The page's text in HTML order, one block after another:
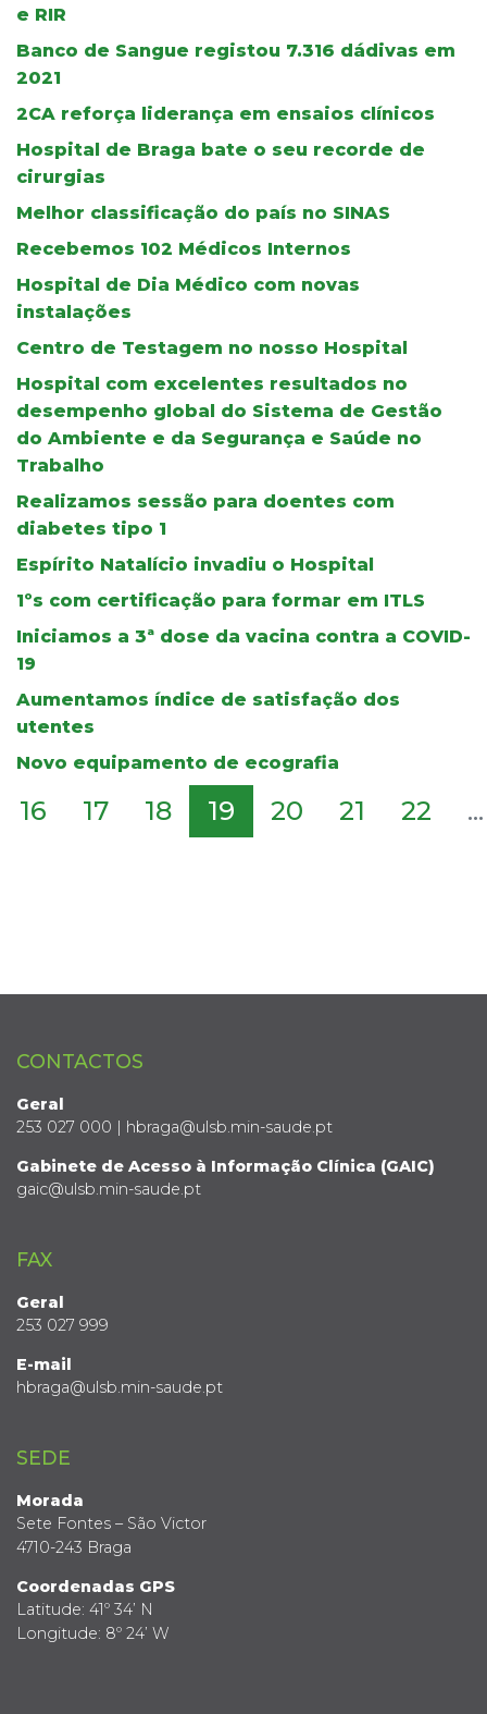
e RIR
Banco de Sangue registou 7.316 dádivas em
2021
2CA reforça liderança em ensaios clínicos
Hospital de Braga bate o seu recorde de
cirurgias
Melhor classificação do país no SINAS
Recebemos 102 Médicos Internos
Hospital de Dia Médico com novas
instalações
Centro de Testagem no nosso Hospital
Hospital com excelentes resultados no
desempenho global do Sistema de Gestão
do Ambiente e da Segurança e Saúde no
Trabalho
Realizamos sessão para doentes com
diabetes tipo 1
Espírito Natalício invadiu o Hospital
1ºs com certificação para formar em ITLS
Iniciamos a 3ª dose da vacina contra a COVID-
19
Aumentamos índice de satisfação dos
utentes
Novo equipamento de ecografia
16 17 18 19 20 21 22 ...
CONTACTOS
Geral
253 027 000 | hbraga@ulsb.min-saude.pt
Gabinete de Acesso à Informação Clínica (GAIC)
gaic@ulsb.min-saude.pt
FAX
Geral
253 027 999
E-mail
hbraga@ulsb.min-saude.pt
SEDE
Morada
Sete Fontes – São Victor
4710-243 Braga
Coordenadas GPS
Latitude: 41º 34’ N
Longitude: 8º 24’ W